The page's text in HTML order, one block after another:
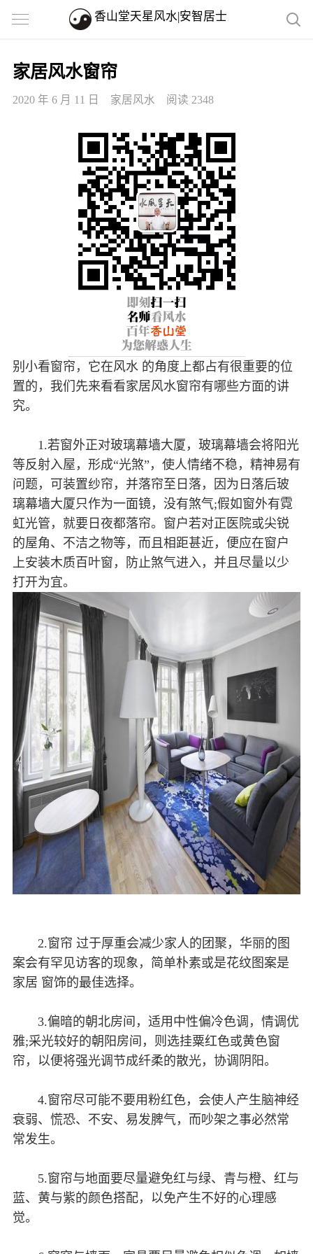
香山堂天星风水|安智居士
家居风水窗帘
2020 年 6 月 11 日 家居风水 阅读 2348
别小看窗帘，它在风水 的角度上都占有很重要的位
置的，我们先来看看家居风水窗帘有哪些方面的讲
究。
1.若窗外正对玻璃幕墙大厦，玻璃幕墙会将阳光
等反射入屋，形成“光煞”，使人情绪不稳，精神易有
问题，可装置纱帘，并落帘至日落，因为日落后玻
璃幕墙大厦只作为一面镜，没有煞气;假如窗外有霓
虹光管，就要日夜都落帘。窗户若对正医院或尖锐
的屋角、不洁之物等，而且相距甚近，便应在窗户
上安装木质百叶窗，防止煞气进入，并且尽量以少
打开为宜。
2.窗帘 过于厚重会减少家人的团聚，华丽的图
案会有罕见访客的现象，简单朴素或是花纹图案是
家居 窗饰的最佳选择。
3.偏暗的朝北房间，适用中性偏冷色调，情调优
雅;采光较好的朝阳房间，则选挂粟红色或黄色窗
帘，以便将强光调节成纤柔的散光，协调阴阳。
4.窗帘尽可能不要用粉红色，会使人产生脑神经
衰弱、慌恐、不安、易发脾气，而吵架之事必然常
常发生。
5.窗帘与地面要尽量避免红与绿、青与橙、红与
蓝、黄与紫的颜色搭配，以免产生不好的心理感
觉。